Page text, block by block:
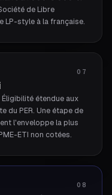
de Libre
LP-style à la française.
07
étendue aux
du PER. Une étape de
l'enveloppe la plus
ETI non cotées.
08